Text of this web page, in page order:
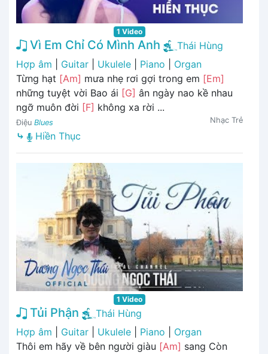
1 Video
Vì Em Chỉ Có Mình Anh
Thái Hùng
Hợp âm
Guitar Ukulele Piano
Organ
Từng hạt [Am] mưa nhẹ rơi gợi trong em [Em]
những tuyệt vời Bao ái [G] ân ngày nao kề nhau
ngỡ muôn đời [F] không xa rời ...
Điệu Blues Nhạc Trẻ
⤷ Hiền Thục
1 Video
Tủi Phận
Thái Hùng
Hợp âm
Guitar Ukulele Piano
Organ
Thôi em hãy về bên người giàu [Am] sang Còn